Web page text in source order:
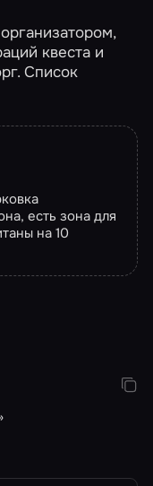
квеста и
Список
есть зона для
на 10